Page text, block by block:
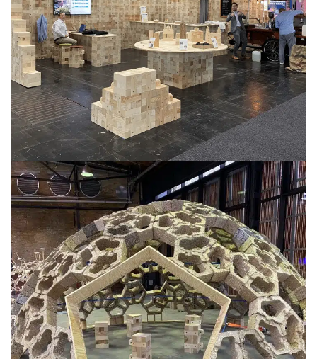
REAL ESTATE ARENA
2024
MESSEBAU